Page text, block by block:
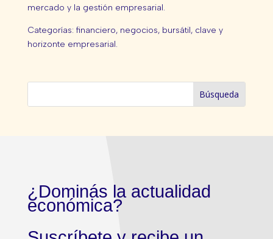
mercado y la gestión empresarial.
Categorías: financiero, negocios, bursátil, clave y
horizonte empresarial.
¿Dominás la actualidad
económica?